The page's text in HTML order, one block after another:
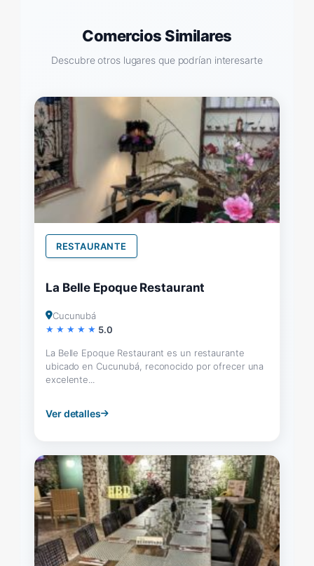
Comercios Similares
Descubre otros lugares que podrían interesarte
RESTAURANTE
La Belle Epoque Restaurant
Cucunubá
5.0
La Belle Epoque Restaurant es un restaurante
ubicado en Cucunubá, reconocido por ofrecer una
excelente...
Ver detalles